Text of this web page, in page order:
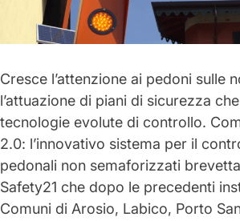
Cresce l’attenzione ai pedoni sulle
l’attuazione di piani di sicurezza
tecnologie evolute di controllo.
2.0: l’innovativo sistema per il
pedonali non semaforizzati
Safety21 che dopo le precedenti
Comuni di Arosio, Labico, Porto